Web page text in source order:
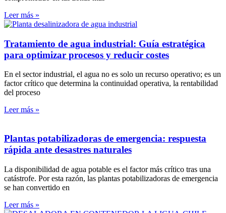
Leer más »
Tratamiento de agua industrial: Guía estratégica
para optimizar procesos y reducir costes
En el sector industrial, el agua no es solo un recurso operativo; es un
factor crítico que determina la continuidad operativa, la rentabilidad
del proceso
Leer más »
Plantas potabilizadoras de emergencia: respuesta
rápida ante desastres naturales
La disponibilidad de agua potable es el factor más crítico tras una
catástrofe. Por esta razón, las plantas potabilizadoras de emergencia
se han convertido en
Leer más »